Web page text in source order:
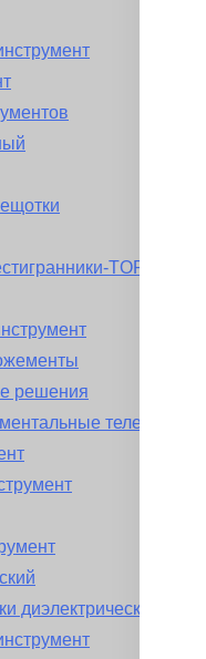
TORX-
решения
тележки
диэлектрические